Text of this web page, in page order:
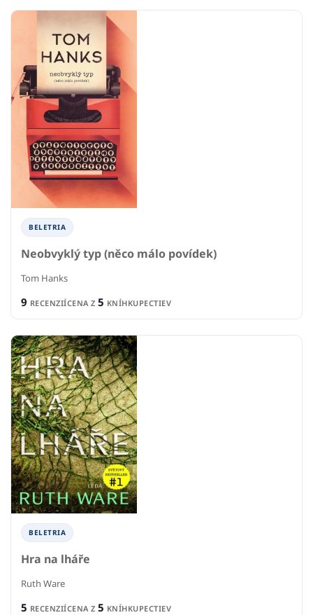
BELETRIA
Neobvyklý typ (něco málo povídek)
Tom Hanks
9 RECENZIÍCENA Z 5 KNÍHKUPECTIEV
BELETRIA
Hra na lháře
Ruth Ware
5 RECENZIÍCENA Z 5 KNÍHKUPECTIEV